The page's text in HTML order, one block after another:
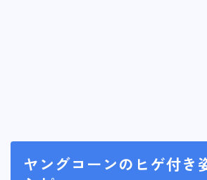
ヤングコーンのヒゲ付き